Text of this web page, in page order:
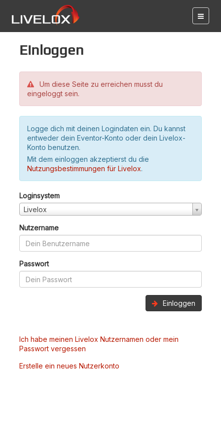
Einloggen
Um diese Seite zu erreichen musst du
eingeloggt sein.
Logge dich mit deinen Logindaten ein. Du kannst
entweder dein Eventor-Konto oder dein Livelox-
Konto benutzen.
Mit dem einloggen akzeptierst du die
Nutzungsbestimmungen für Livelox.
Loginsystem
Livelox
Nutzername
Passwort
Einloggen
Ich habe meinen Livelox Nutzernamen oder mein
Passwort vergessen
Erstelle ein neues Nutzerkonto